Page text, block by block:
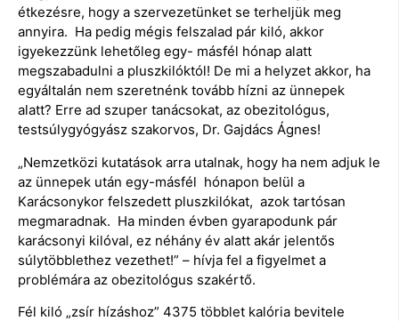
étkezésre, hogy a szervezetünket se terheljük meg
annyira. Ha pedig mégis felszalad pár kiló, akkor
igyekezzünk lehetőleg egy- másfél hónap alatt
megszabadulni a pluszkilóktól! De mi a helyzet akkor, ha
egyáltalán nem szeretnénk tovább hízni az ünnepek
alatt? Erre ad szuper tanácsokat, az obezitológus,
testsúlygyógyász szakorvos, Dr. Gajdács Ágnes!
„Nemzetközi kutatások arra utalnak, hogy ha nem adjuk le
az ünnepek után egy-másfél hónapon belül a
Karácsonykor felszedett pluszkilókat, azok tartósan
megmaradnak. Ha minden évben gyarapodunk pár
karácsonyi kilóval, ez néhány év alatt akár jelentős
súlytöbblethez vezethet!” – hívja fel a figyelmet a
problémára az obezitológus szakértő.
Fél kiló „zsír hízáshoz” 4375 többlet kalória bevitele